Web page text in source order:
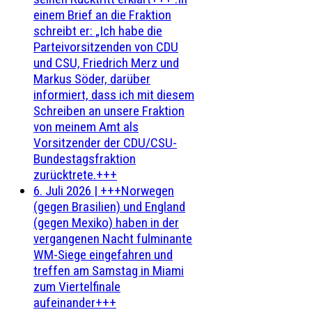
einem Brief an die Fraktion
schreibt er: „Ich habe die
Parteivorsitzenden von CDU
und CSU, Friedrich Merz und
Markus Söder, darüber
informiert, dass ich mit diesem
Schreiben an unsere Fraktion
von meinem Amt als
Vorsitzender der CDU/CSU-
Bundestagsfraktion
zurücktrete.+++
6. Juli 2026 | +++Norwegen
(gegen Brasilien) und England
(gegen Mexiko) haben in der
vergangenen Nacht fulminante
WM-Siege eingefahren und
treffen am Samstag in Miami
zum Viertelfinale
aufeinander+++